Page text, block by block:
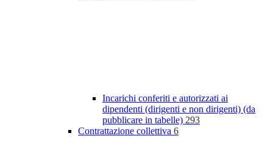
Incarichi conferiti e autorizzati ai
dipendenti (dirigenti e non dirigenti) (da
pubblicare in tabelle) 293
Contrattazione collettiva 6